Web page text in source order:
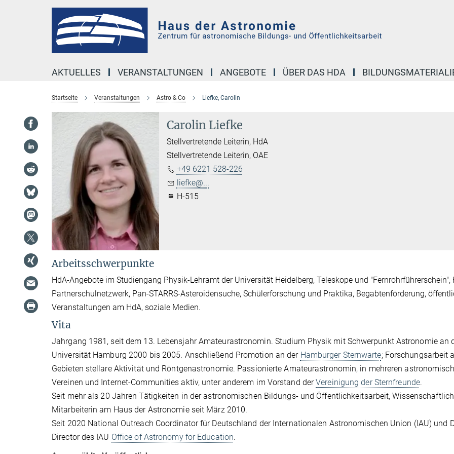
AKTUELLES VERANSTALTUNGEN ANGEBOTE ÜBER DAS HDA
Startseite Veranstaltungen Astro & Co Liefke, Carolin
Carolin Liefke
Stellvertretende Leiterin, HdA
Stellvertretende Leiterin, OAE
+49 6221 528-226
liefke@...
H-515
Arbeitsschwerpunkte
HdA-Angebote im Studiengang Physik-Lehramt der Universität Heidelberg, Teleskope und "Fernrohrführerschein",
Partnerschulnetzwerk, Pan-STARRS-Asteroidensuche, Schülerforschung und Praktika, Begabtenförderung,
Veranstaltungen am HdA, soziale Medien.
Vita
Jahrgang 1981, seit dem 13. Lebensjahr Amateurastronomin. Studium Physik mit Schwerpunkt Astronomie an
Universität Hamburg 2000 bis 2005. Anschließend Promotion an der Hamburger Sternwarte; Forschungsarbeit
Gebieten stellare Aktivität und Röntgenastronomie. Passionierte Amateurastronomin, in mehreren
Vereinen und Internet-Communities aktiv, unter anderem im Vorstand derVereinigung der Sternfreunde.
Seit mehr als 20 Jahren Tätigkeiten in der astronomischen Bildungs- und Öffentlichkeitsarbeit,
Mitarbeiterin am Haus der Astronomie seit März 2010.
Seit 2020 National Outreach Coordinator für Deutschland der Internationalen Astronomischen Union (IAU) und
Director des IAU Office of Astronomy for Education.